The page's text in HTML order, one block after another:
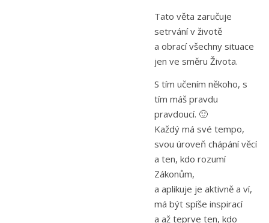
Tato věta zaručuje
setrvání v životě
a obrací všechny situace
jen ve směru Života.
S tím učením někoho, s
tím máš pravdu
pravdoucí. 🙂
Každý má své tempo,
svou úroveň chápání věcí
a ten, kdo rozumí
Zákonům,
a aplikuje je aktivně a ví,
má být spíše inspirací
a až teprve ten, kdo